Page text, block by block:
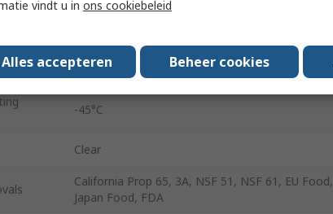
74°C
-45°C
Clear
California Prop 65, 3A, NSF 51, NSF 61, EU Food,
Japan Food, FDA
vindt u in ons cookiebeleid
Alles accepteren Beheer cookies